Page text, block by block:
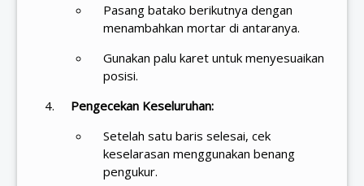
Pasang batako berikutnya dengan
menambahkan mortar di antaranya.
Gunakan palu karet untuk menyesuaikan
posisi.
Pengecekan Keseluruhan:
Setelah satu baris selesai, cek
keselarasan menggunakan benang
pengukur.